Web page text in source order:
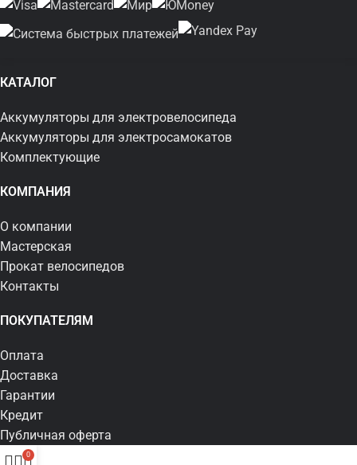
КАТАЛОГ
Аккумуляторы для электровелосипеда
Аккумуляторы для электросамокатов
Комплектующие
КОМПАНИЯ
О компании
Мастерская
Прокат велосипедов
Контакты
ПОКУПАТЕЛЯМ
Оплата
Доставка
Гарантии
Кредит
Публичная оферта
0